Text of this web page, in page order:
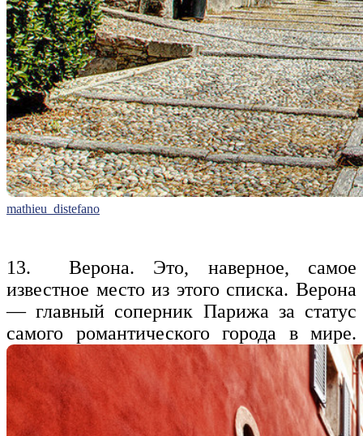
mathieu_distefano
13. Верона. Это, наверное, самое
известное место из этого списка. Верона
— главный соперник Парижа за статус
самого романтического города в мире.